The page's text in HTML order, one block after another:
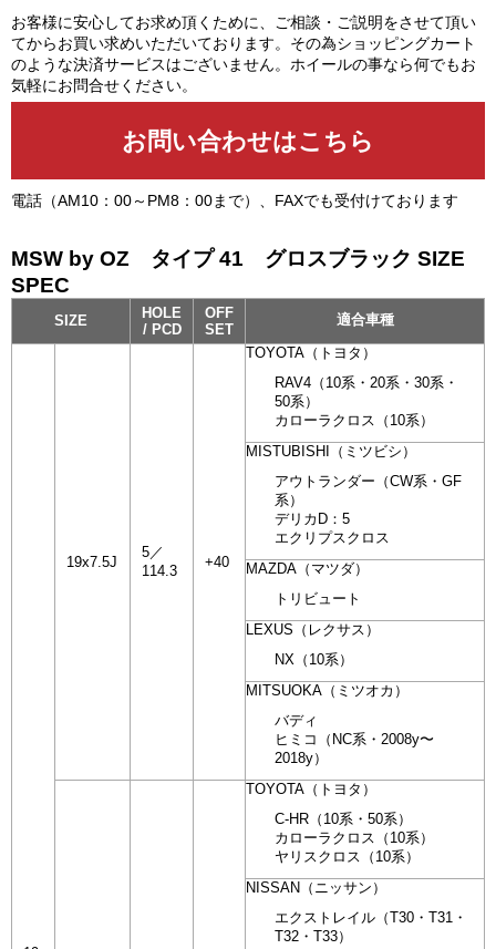
お客様に安心してお求め頂くために、ご相談・ご説明をさせて頂い
てからお買い求めいただいております。その為ショッピングカート
のような決済サービスはございません。ホイールの事なら何でもお
気軽にお問合せください。
電話（AM10：00～PM8：00まで）、FAXでも受付けております
MSW by OZ タイプ 41 グロスブラック SIZE
SPEC
SIZE
HOLE
/ PCD
OFF
SET
適合車種
19x7.5J
5／
114.3
+40
TOYOTA（トヨタ）
RAV4（10系・20系・30系・
50系）
カローラクロス（10系）
MISTUBISHI（ミツビシ）
アウトランダー（CW系・GF
系）
デリカD：5
エクリプスクロス
MAZDA（マツダ）
トリビュート
LEXUS（レクサス）
NX（10系）
MITSUOKA（ミツオカ）
バディ
ヒミコ（NC系・2008y〜
2018y）
TOYOTA（トヨタ）
C-HR（10系・50系）
カローラクロス（10系）
ヤリスクロス（10系）
NISSAN（ニッサン）
エクストレイル（T30・T31・
T32・T33）